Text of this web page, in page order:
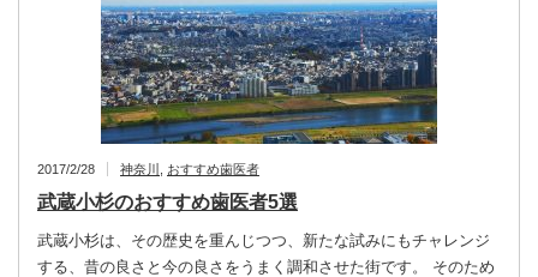
2017/2/28 神奈川 おすすめ歯医者
武蔵小杉のおすすめ歯医者5選
武蔵小杉は、その歴史を重んじつつ、新たな試みにもチャレンジ
する、昔の良さと今の良さをうまく調和させた街です。 そのため